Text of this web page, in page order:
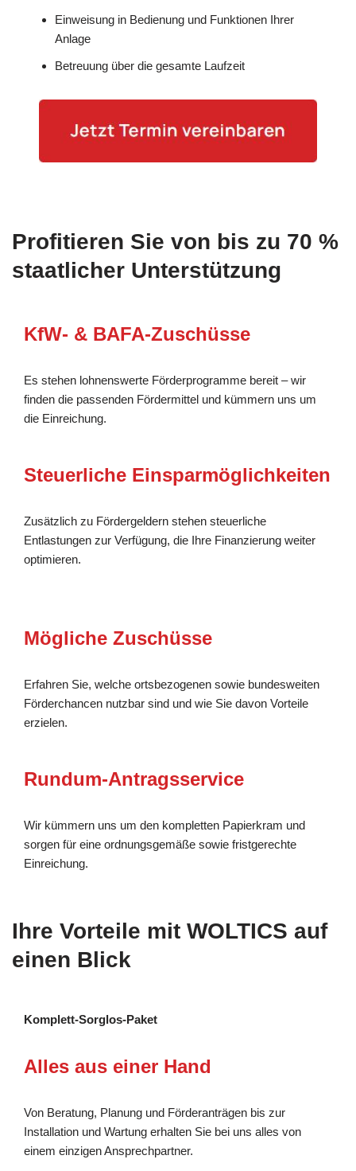
Einweisung in Bedienung und Funktionen Ihrer
Anlage
Betreuung über die gesamte Laufzeit
Profitieren Sie von bis zu 70 %
staatlicher Unterstützung
KfW- & BAFA-Zuschüsse
Es stehen lohnenswerte Förderprogramme bereit – wir
finden die passenden Fördermittel und kümmern uns um
die Einreichung.
Steuerliche Einsparmöglichkeiten
Zusätzlich zu Fördergeldern stehen steuerliche
Entlastungen zur Verfügung, die Ihre Finanzierung weiter
optimieren.
Mögliche Zuschüsse
Erfahren Sie, welche ortsbezogenen sowie bundesweiten
Förderchancen nutzbar sind und wie Sie davon Vorteile
erzielen.
Rundum-Antragsservice
Wir kümmern uns um den kompletten Papierkram und
sorgen für eine ordnungsgemäße sowie fristgerechte
Einreichung.
Ihre Vorteile mit WOLTICS auf
einen Blick
Komplett-Sorglos-Paket
Alles aus einer Hand
Von Beratung, Planung und Förderanträgen bis zur
Installation und Wartung erhalten Sie bei uns alles von
einem einzigen Ansprechpartner.